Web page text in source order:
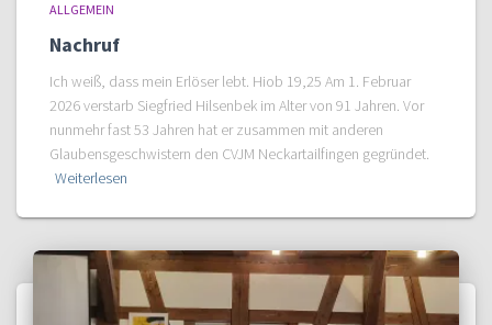
ALLGEMEIN
Nachruf
Ich weiß, dass mein Erlöser lebt. Hiob 19,25 Am 1. Februar
2026 verstarb Siegfried Hilsenbek im Alter von 91 Jahren. Vor
nunmehr fast 53 Jahren hat er zusammen mit anderen
Glaubensgeschwistern den CVJM Neckartailfingen gegründet.
Weiterlesen